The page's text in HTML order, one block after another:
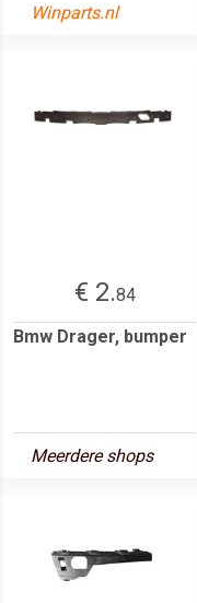
Winparts.nl
€ 2.84
Bmw Drager, bumper
Meerdere shops